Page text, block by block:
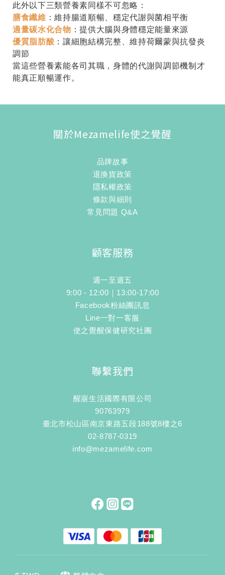
此外以下三類營養素同樣不可忽略：
膳食纖維 ：維持腸道順暢、穩定代謝與菌相平衡
適量碳水化合物 ：提供大腦與身體穩定能量來源
優質脂肪酸 ：讓細胞結構完整、維持荷爾蒙與抗發炎
調節
當這些營養素能各司其職，身體的代謝與調節機制才
能真正順暢運作。
關於Mezamelife使之覺醒
品牌故事
退換貨政策
隱私權政策
條款與細則
常見問題 Q&A
顧客服務
週一至週五
9:00 - 12:00｜13:00-17:00
Facebook粉絲團訊息
Line一對一客服
使之覺醒保健研究社團
聯繫我們
醒寤生活國際有限公司
90763979
臺北市松山區南京東路五段188號8樓之6
02-8787-0319
info@mezamelife.com